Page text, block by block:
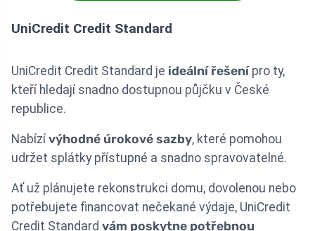
UniCredit Credit Standard
UniCredit Credit Standard je ideální řešenípro ty,
kteří hledají snadno dostupnou půjčku v České
republice.
Nabízí výhodné úrokové sazby, které pomohou
udržet splátky přístupné a snadno spravovatelné.
Ať už plánujete rekonstrukci domu, dovolenou nebo
potřebujete financovat nečekané výdaje, UniCredit
Credit Standard vám poskytne potřebnou